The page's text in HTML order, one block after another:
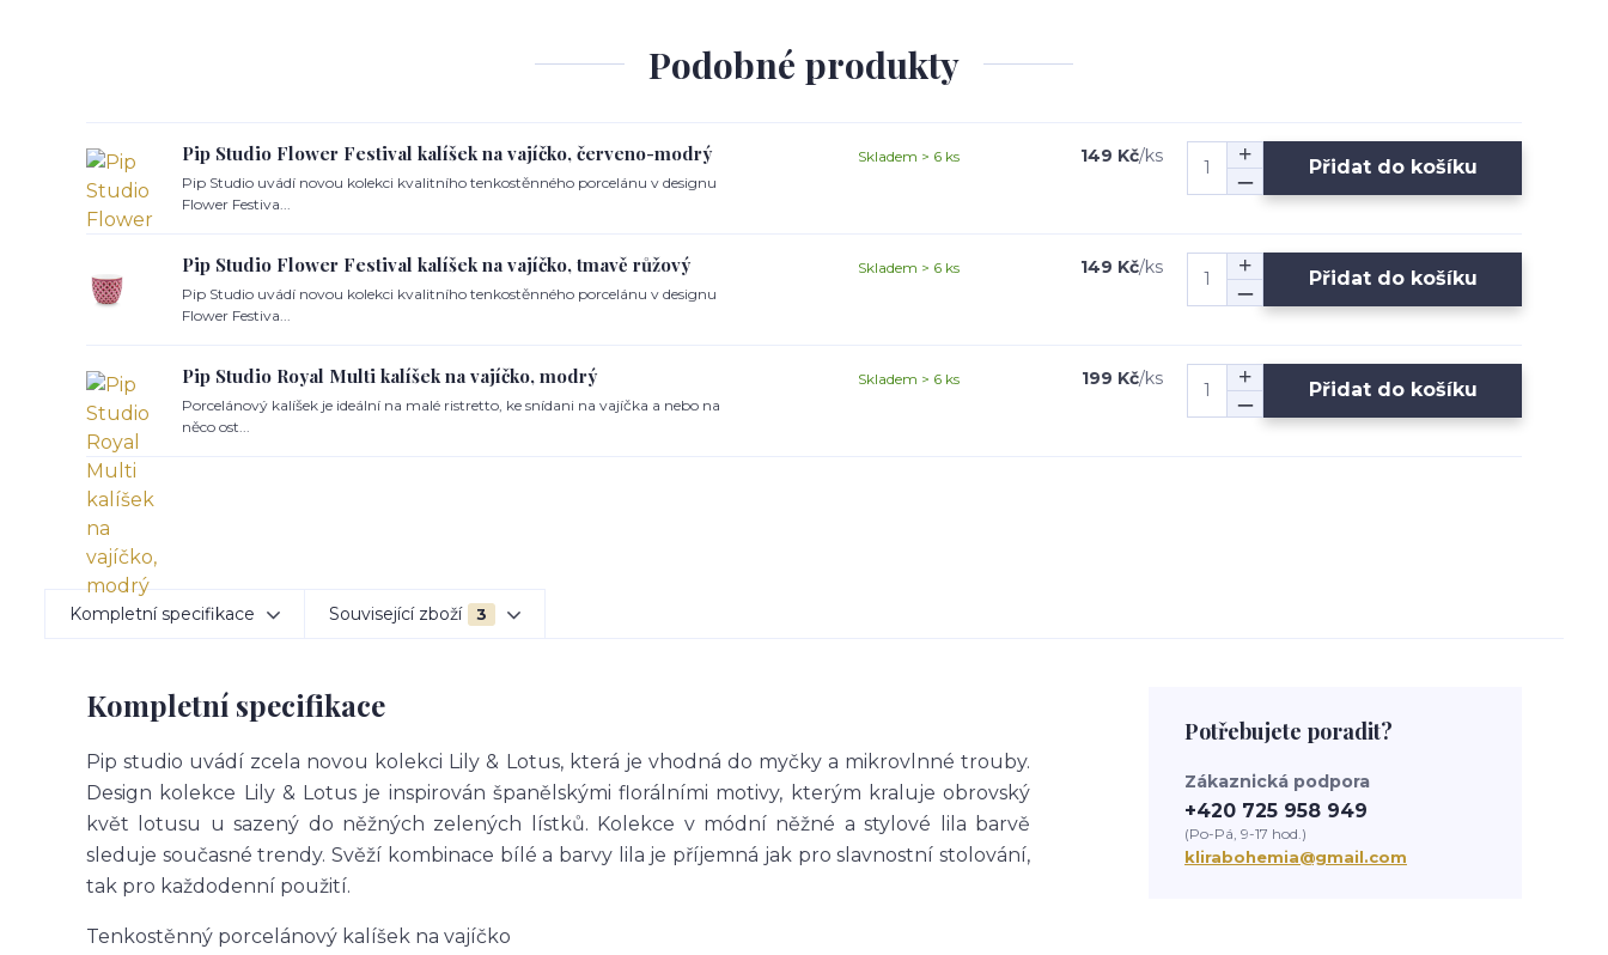
Podobné produkty
Pip Studio Flower Festival kalíšek na vajíčko, červeno-modrý
Pip Studio uvádí novou kolekci kvalitního tenkostěnného porcelánu v designu
Flower Festiva...
149 Kč/ks
Skladem > 6 ks Přidat do košíku
Pip Studio Flower Festival kalíšek na vajíčko, tmavě růžový
Pip Studio uvádí novou kolekci kvalitního tenkostěnného porcelánu v designu
Flower Festiva...
149 Kč/ks
Skladem > 6 ks Přidat do košíku
Pip Studio Royal Multi kalíšek na vajíčko, modrý
Porcelánový kalíšek je ideální na malé ristretto, ke snídani na vajíčka a nebo na
něco ost...
199 Kč/ks
Skladem > 6 ks Přidat do košíku
Kompletní specifikace Související zboží 3
Kompletní specifikace
Pip studio uvádí zcela novou kolekci Lily & Lotus, která je vhodná do myčky a mikrovlnné trouby.
Design kolekce Lily & Lotus je inspirován španělskými florálními motivy, kterým kraluje obrovský
květ lotusu u sazený do něžných zelených lístků. Kolekce v módní něžné a stylové lila barvě
sleduje současné trendy. Svěží kombinace bílé a barvy lila je příjemná jak pro slavnostní stolování,
tak pro každodenní použití.
Tenkostěnný porcelánový kalíšek na vajíčko
Potřebujete poradit?
Zákaznická podpora
+420 725 958 949
(Po-Pá, 9-17 hod.)
klirabohemia@gmail.com